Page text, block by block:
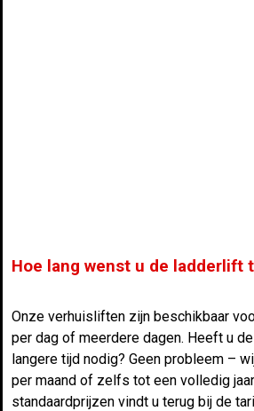
Hoe lang wenst u de ladderlift
Onze verhuisliften zijn beschikbaar
per dag of meerdere dagen. Heeft u
langere tijd nodig? Geen probleem –
per maand of zelfs tot een volledig
standaardprijzen vindt u terug bij de